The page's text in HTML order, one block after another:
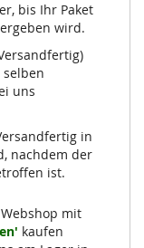
bis Ihr Paket
wird.
uns
in
nachdem der
ist.
mit
kaufen